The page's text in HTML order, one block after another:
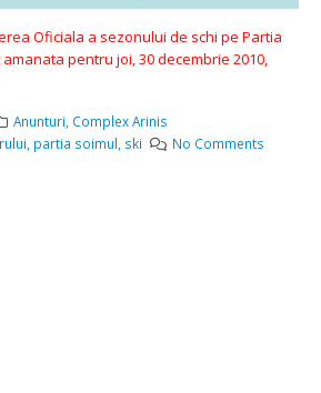
Oficiala a sezonului de schi pe Partia
pentru joi, 30 decembrie 2010,
Anunturi Complex Arinis
partia soimul ski No Comments